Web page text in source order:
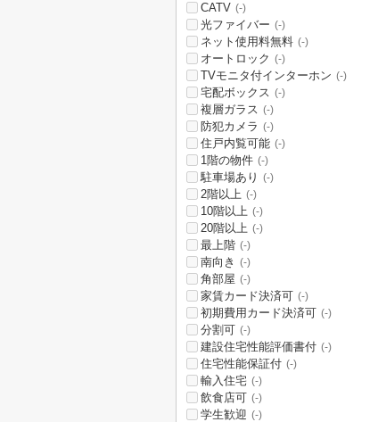
CATV (-)
光ファイバー (-)
ネット使用料無料 (-)
オートロック (-)
TVモニタ付インターホン (-)
宅配ボックス (-)
複層ガラス (-)
防犯カメラ (-)
住戸内覧可能 (-)
1階の物件 (-)
駐車場あり (-)
2階以上 (-)
10階以上 (-)
20階以上 (-)
最上階 (-)
南向き (-)
角部屋 (-)
家賃カード決済可 (-)
初期費用カード決済可 (-)
分割可 (-)
建設住宅性能評価書付 (-)
住宅性能保証付 (-)
輸入住宅 (-)
飲食店可 (-)
学生歓迎 (-)